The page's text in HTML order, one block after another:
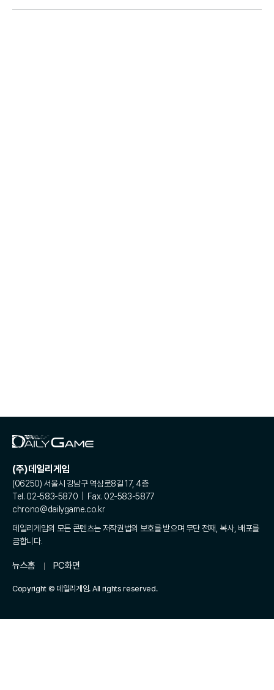
(주)데일리게임
(06250) 서울시 강남구 역삼로8길 17, 4층
Tel. 02-583-5870 | Fax. 02-583-5877
chrono@dailygame.co.kr
데일리게임의 모든 콘텐츠는 저작권법의 보호를 받으며 무단 전재, 복사, 배포를
금합니다.
뉴스홈 PC화면
Copyright © 데일리게임. All rights reserved.